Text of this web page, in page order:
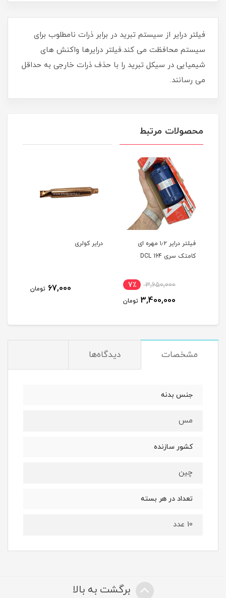
فیلتر درایر از سیستم تبرید در برابر ذرات نامطلوب برای
سیستم محافظت می کند.فیلتر درایرها واکنش های
شیمیایی در سیکل تبرید را با حذف ذرات خارجی به حداقل
می رسانند.
محصولات مرتبط
فیلتر درایر ۱٫۲ مهره ای
کامتک سری DCL 164
3,650,000 7٪
3,400,000 تومان
درایر کولری
67,000 تومان
مشخصات دیدگاه‌ها
جنس بدنه
مس
کشور سازنده
چین
تعداد در هر بسته
10 عدد
برگشت به بالا